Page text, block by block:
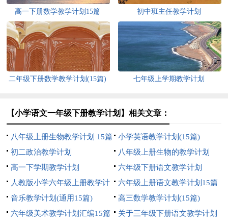
高一下册数学教学计划15篇 初中班主任教学计划
二年级下册数学教学计划(15篇) 七年级上学期教学计划
【小学语文一年级下册教学计划】相关文章：
八年级上册生物教学计划 15篇
小学英语教学计划(15篇)
初二政治教学计划
八年级上册生物的教学计划
高一下学期教学计划
六年级下册语文教学计划
人教版小学六年级上册教学计
划
六年级上册语文教学计划15篇
音乐教学计划(通用15篇)
高三数学教学计划(15篇)
六年级美术教学计划汇编15篇
关于三年级下册语文教学计划